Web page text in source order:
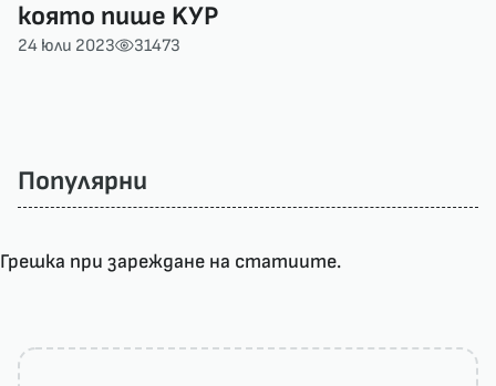
която пише KУP
24 юли 2023 31473
Популярни
Грешка при зареждане на статиите.